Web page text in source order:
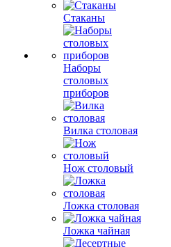
Стаканы
Наборы
столовых
приборов
Вилка столовая
Нож столовый
Ложка столовая
Ложка чайная